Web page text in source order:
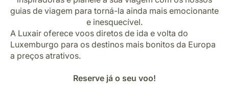
guias de viagem para torná-la ainda mais emocionante
e inesquecível.
A Luxair oferece voos diretos de ida e volta do
Luxemburgo para os destinos mais bonitos da Europa
a preços atrativos.
Reserve já o seu voo!